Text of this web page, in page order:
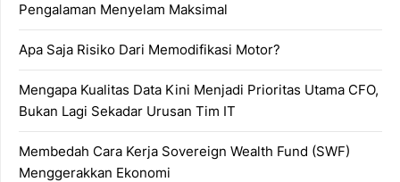
Pengalaman Menyelam Maksimal
Apa Saja Risiko Dari Memodifikasi Motor?
Mengapa Kualitas Data Kini Menjadi Prioritas Utama CFO,
Bukan Lagi Sekadar Urusan Tim IT
Membedah Cara Kerja Sovereign Wealth Fund (SWF)
Menggerakkan Ekonomi